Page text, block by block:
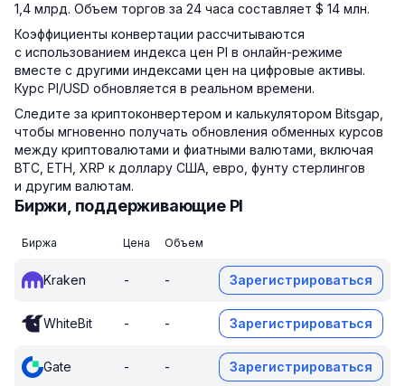
1,4 млрд. Объем торгов за 24 часа составляет $ 14 млн.
Коэффициенты конвертации рассчитываются
с использованием индекса цен PI в онлайн-режиме
вместе с другими индексами цен на цифровые активы.
Курс PI/USD обновляется в реальном времени.
Следите за криптоконвертером и калькулятором Bitsgap,
чтобы мгновенно получать обновления обменных курсов
между криптовалютами и фиатными валютами, включая
BTC, ETH, XRP к доллару США, евро, фунту стерлингов
и другим валютам.
Биржи, поддерживающие PI
Биржа Цена Объем
Kraken - - Зарегистрироваться
WhiteBit - - Зарегистрироваться
Gate - - Зарегистрироваться